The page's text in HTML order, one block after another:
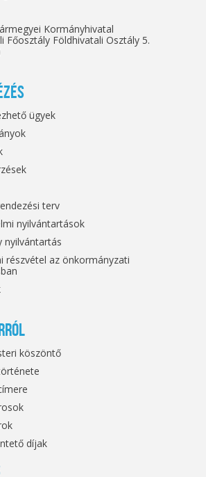
Kormányhivatal
Főosztály Földhivatali Osztály 5.
ügyek
terv
nyilvántartások
nyilvántartás
részvétel az önkormányzati
köszöntő
díjak